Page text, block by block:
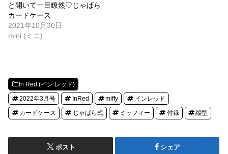
と開いて一目瞭然♡じゃばら
カードケース
2021年10月30日
mini (ミニ)
In Red (イン レッド)
2022年3月号 InRed miffy インレッド
カードケース じゃばら式 ミッフィー 付録 縦型
ポスト シェア